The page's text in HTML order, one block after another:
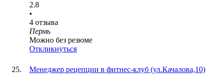
2.8
•
4 отзыва
Пермь
Можно без резюме
Откликнуться
Менеджер рецепции в фитнес-клуб (ул.Качалова,10)